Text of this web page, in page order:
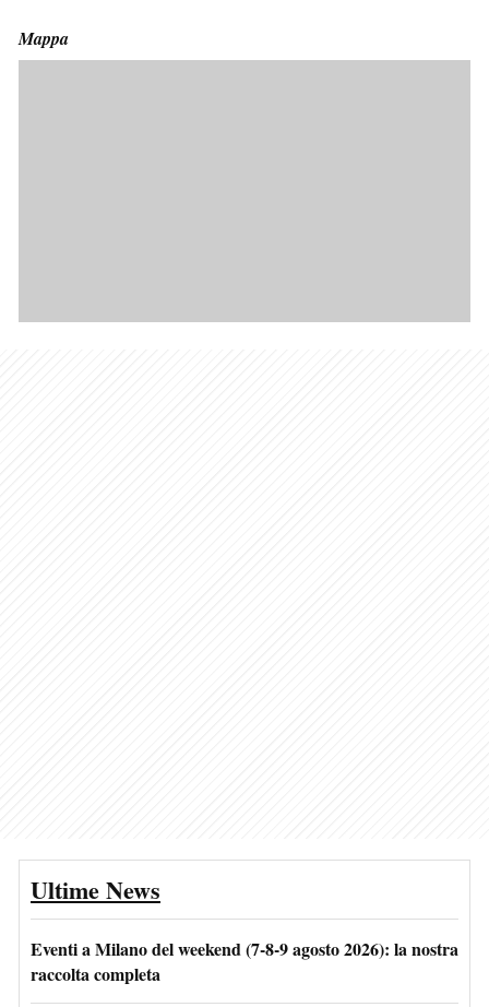
Mappa
Ultime News
Eventi a Milano del weekend (7-8-9 agosto 2026): la nostra
raccolta completa